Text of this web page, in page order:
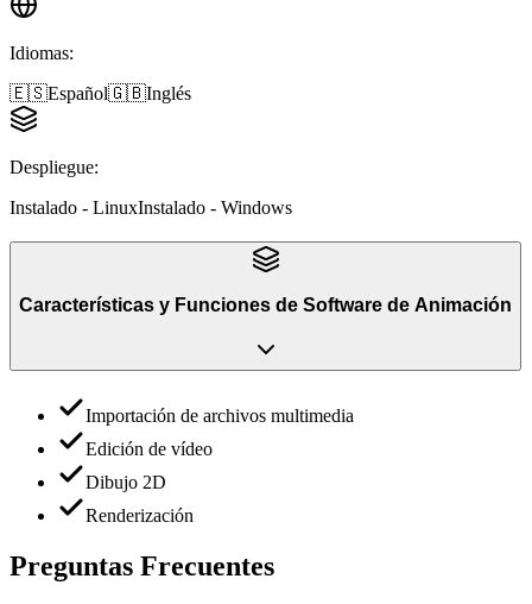
Idiomas:
🇪🇸Español🇬🇧Inglés
Despliegue:
Instalado - LinuxInstalado - Windows
Características y Funciones de Software de Animación
Importación de archivos multimedia
Edición de vídeo
Dibujo 2D
Renderización
Preguntas Frecuentes